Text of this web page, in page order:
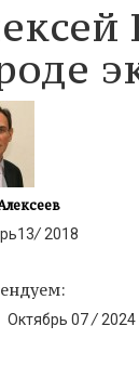
13/ 2018
Октябрь 07/ 2024